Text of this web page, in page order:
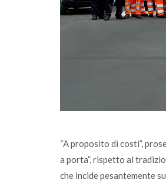
“A proposito di costi”,
a porta”, rispetto al
che incide pesantemente